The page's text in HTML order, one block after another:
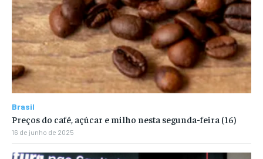
Brasil
Preços do café, açúcar e milho nesta segunda-feira (16)
16 de junho de 2025